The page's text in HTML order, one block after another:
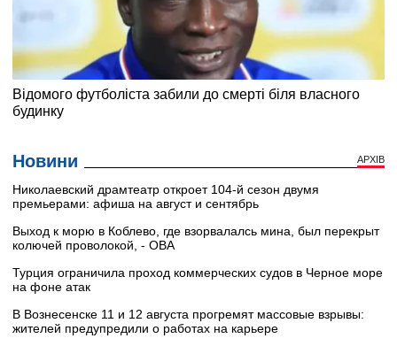
Новини АРХІВ
Николаевский драмтеатр откроет 104-й сезон двумя
премьерами: афиша на август и сентябрь
Выход к морю в Коблево, где взорвалалсь мина, был перекрыт
колючей проволокой, - ОВА
Турция ограничила проход коммерческих судов в Черное море
на фоне атак
В Вознесенске 11 и 12 августа прогремят массовые взрывы:
жителей предупредили о работах на карьере